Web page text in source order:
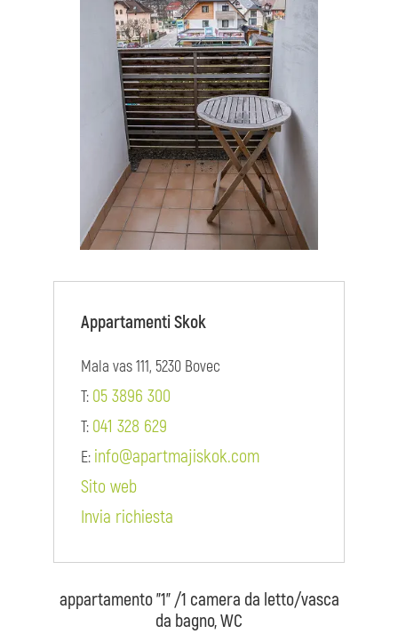
Appartamenti Skok
Mala vas 111, 5230 Bovec
T: 05 3896 300
T: 041 328 629
E: info@apartmajiskok.com
Sito web
Invia richiesta
appartamento "1" /1 camera da letto/vasca
da bagno, WC